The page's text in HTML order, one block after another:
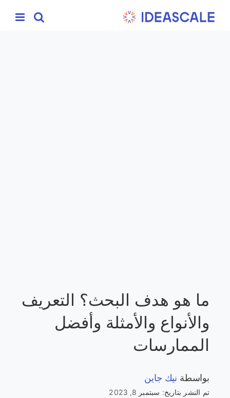
ما هو هدف البحث؟ التعريف
والأنواع والأمثلة وأفضل
الممارسات
بواسطة نيك جاين
تم النشر بتاريخ: سبتمبر 8, 2023